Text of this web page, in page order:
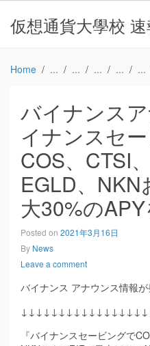
仮想通貨大學校 速
Home
バイナンス
イナンスセ
COS、CTSI
EGLD、
大30%の
Posted on 2021年3月16日
By News
Leave a comment
バイナンス アナウンス情報が
『バイナンスセービングで